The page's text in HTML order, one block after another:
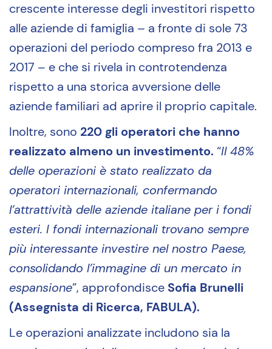
crescente interesse degli investitori rispetto
alle aziende di famiglia – a fronte di sole 73
operazioni del periodo compreso fra 2013 e
2017 – e che si rivela in controtendenza
rispetto a una storica avversione delle
aziende familiari ad aprire il proprio capitale.
Inoltre, sono 220 gli operatori che hanno
realizzato almeno un investimento. “Il 48%
delle operazioni è stato realizzato da
operatori internazionali, confermando
l’attrattività delle aziende italiane per i fondi
esteri. I fondi internazionali trovano sempre
più interessante investire nel nostro Paese,
consolidando l’immagine di un mercato in
espansione”, approfondisce Sofia Brunelli
(Assegnista di Ricerca, FABULA).
Le operazioni analizzate includono sia la